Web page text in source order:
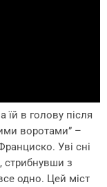
їй в голову після
воротами” –
Уві сні
стрибнувши з
одно. Цей міст